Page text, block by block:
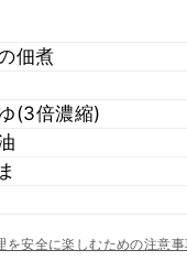
佃煮
(3倍濃縮)
を安全に楽しむための注意事